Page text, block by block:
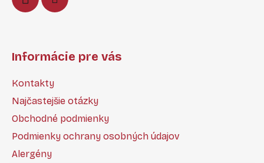
Informácie pre vás
Kontakty
Najčastejšie otázky
Obchodné podmienky
Podmienky ochrany osobných údajov
Alergény